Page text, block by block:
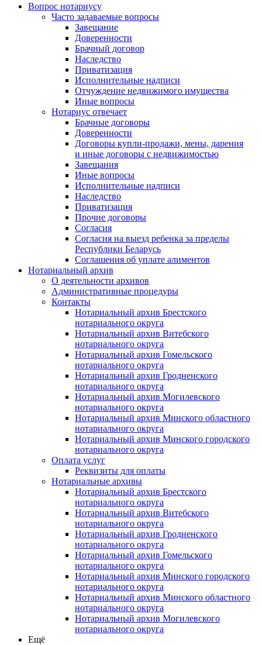
Вопрос нотариусу
Часто задаваемые вопросы
Завещание
Доверенности
Брачный договор
Наследство
Приватизация
Исполнительные надписи
Отчуждение недвижимого имущества
Иные вопросы
Нотариус отвечает
Брачные договоры
Доверенности
Договоры купли-продажи, мены, дарения
и иные договоры с недвижимостью
Завещания
Иные вопросы
Исполнительные надписи
Наследство
Приватизация
Прочие договоры
Согласия
Согласия на выезд ребенка за пределы
Республики Беларусь
Соглашения об уплате алиментов
Нотариальный архив
О деятельности архивов
Административные процедуры
Контакты
Нотариальный архив Брестского
нотариального округа
Нотариальный архив Витебского
нотариального округа
Нотариальный архив Гомельского
нотариального округа
Нотариальный архив Гродненского
нотариального округа
Нотариальный архив Могилевского
нотариального округа
Нотариальный архив Минского областного
нотариального округа
Нотариальный архив Минского городского
нотариального округа
Оплата услуг
Реквизиты для оплаты
Нотариальные архивы
Нотариальный архив Брестского
нотариального округа
Нотариальный архив Витебского
нотариального округа
Нотариальный архив Гродненского
нотариального округа
Нотариальный архив Гомельского
нотариального округа
Нотариальный архив Минского городского
нотариального округа
Нотариальный архив Минского областного
нотариального округа
Нотариальный архив Могилевского
нотариального округа
Ещё